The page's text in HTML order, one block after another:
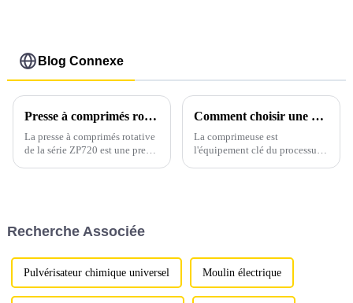
Blog Connexe
Presse à comprimés rotative automatique ZP720
La presse à comprimés rotative
de la série ZP720 est une presse
ZP720 est utilisée pour
Comment choisir une presse à comprimés adaptée
La comprimeuse est
l'équipement clé du processus
Recherche Associée
Pulvérisateur chimique universel Moulin électrique